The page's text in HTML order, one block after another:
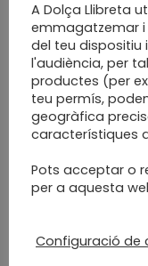
Petit
Per a una
A Dolça Llibreta
emmagatzemar
del teu dispositiu
l'audiència, per
productes (per
teu permís,
geogràfica
característiques
Pots acceptar o
per a aquesta
Configuració de